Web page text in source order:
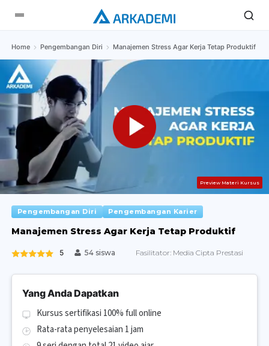
Home Pengembangan Diri Manajemen Stress Agar Kerja Tetap Produktif
Preview Materi Kursus
Pengembangan Diri Pengembangan Karier
Manajemen Stress Agar Kerja Tetap Produktif
5 54 siswa Fasilitator: Media Cipta Prestasi
Yang Anda Dapatkan
Kursus sertifikasi 100% full online
Rata-rata penyelesaian 1 jam